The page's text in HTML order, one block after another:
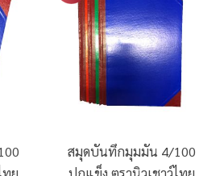
สมุดบันทึกมุมมัน 4/100